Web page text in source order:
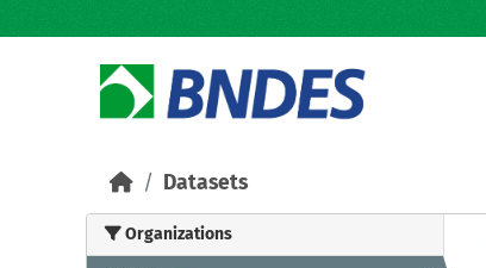
Datasets
Organizations